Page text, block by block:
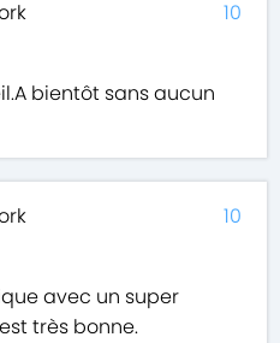
bientôt sans aucun
10
avec un super
très bonne.
10